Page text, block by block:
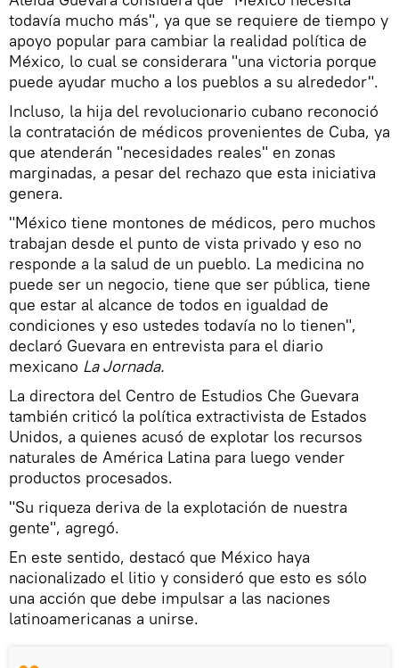
todavía mucho más", ya que se requiere de tiempo y
apoyo popular para cambiar la realidad política de
México, lo cual se considerara "una victoria porque
puede ayudar mucho a los pueblos a su alrededor".
Incluso, la hija del revolucionario cubano reconoció
la contratación de médicos provenientes de Cuba, ya
que atenderán "necesidades reales" en zonas
marginadas, a pesar del rechazo que esta iniciativa
genera.
"México tiene montones de médicos, pero muchos
trabajan desde el punto de vista privado y eso no
responde a la salud de un pueblo. La medicina no
puede ser un negocio, tiene que ser pública, tiene
que estar al alcance de todos en igualdad de
condiciones y eso ustedes todavía no lo tienen",
declaró Guevara en entrevista para el diario
mexicano La Jornada.
La directora del Centro de Estudios Che Guevara
también criticó la política extractivista de Estados
Unidos, a quienes acusó de explotar los recursos
naturales de América Latina para luego vender
productos procesados.
"Su riqueza deriva de la explotación de nuestra
gente", agregó.
En este sentido, destacó que México haya
nacionalizado el litio y consideró que esto es sólo
una acción que debe impulsar a las naciones
latinoamericanas a unirse.